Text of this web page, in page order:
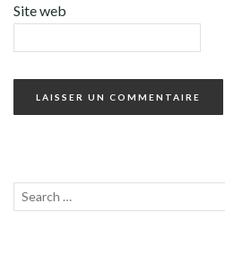
Site web
Recherche